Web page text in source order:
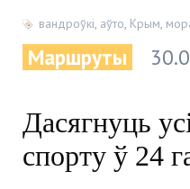
вандроўкі аўто Крым
Маршруты
Дасягнуць
спорту ў 24